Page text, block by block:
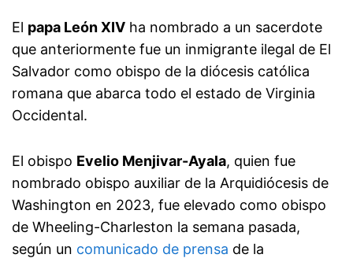
El papa León XIV ha nombrado a un sacerdote
que anteriormente fue un inmigrante ilegal de El
Salvador como obispo de la diócesis católica
romana que abarca todo el estado de Virginia
Occidental.
El obispo Evelio Menjivar-Ayala, quien fue
nombrado obispo auxiliar de la Arquidiócesis de
Washington en 2023, fue elevado como obispo
de Wheeling-Charleston la semana pasada,
según un comunicado de prensa de la